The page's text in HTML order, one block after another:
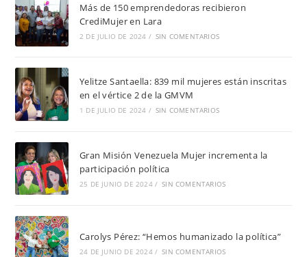
Más de 150 emprendedoras recibieron
CrediMujer en Lara
2 DE JULIO DE 2024 / SIN COMENTARIOS
Yelitze Santaella: 839 mil mujeres están inscritas
en el vértice 2 de la GMVM
1 DE JULIO DE 2024 / SIN COMENTARIOS
Gran Misión Venezuela Mujer incrementa la
participación política
25 DE JUNIO DE 2024 / SIN COMENTARIOS
Carolys Pérez: “Hemos humanizado la política”
24 DE JUNIO DE 2024 / SIN COMENTARIOS